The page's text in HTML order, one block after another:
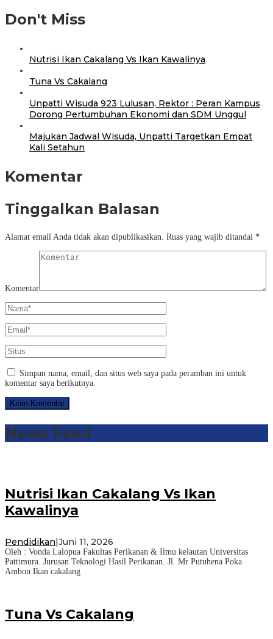
Don't Miss
Nutrisi Ikan Cakalang Vs Ikan Kawalinya
Tuna Vs Cakalang
Unpatti Wisuda 923 Lulusan, Rektor : Peran Kampus
Dorong Pertumbuhan Ekonomi dan SDM Unggul
Majukan Jadwal Wisuda, Unpatti Targetkan Empat
Kali Setahun
Komentar
Tinggalkan Balasan
Alamat email Anda tidak akan dipublikasikan. Ruas yang wajib ditandai *
Komentar
Simpan nama, email, dan situs web saya pada peramban ini untuk
komentar saya berikutnya.
News Feed
Nutrisi Ikan Cakalang Vs Ikan
Kawalinya
Pendidikan Juni 11, 2026
Oleh : Vonda Lalopua Fakultas Perikanan & Ilmu kelautan Universitas
Pattimura. Jurusan Teknologi Hasil Perikanan. Jl. Mr Putuhena Poka
Ambon Ikan cakalang
Tuna Vs Cakalang